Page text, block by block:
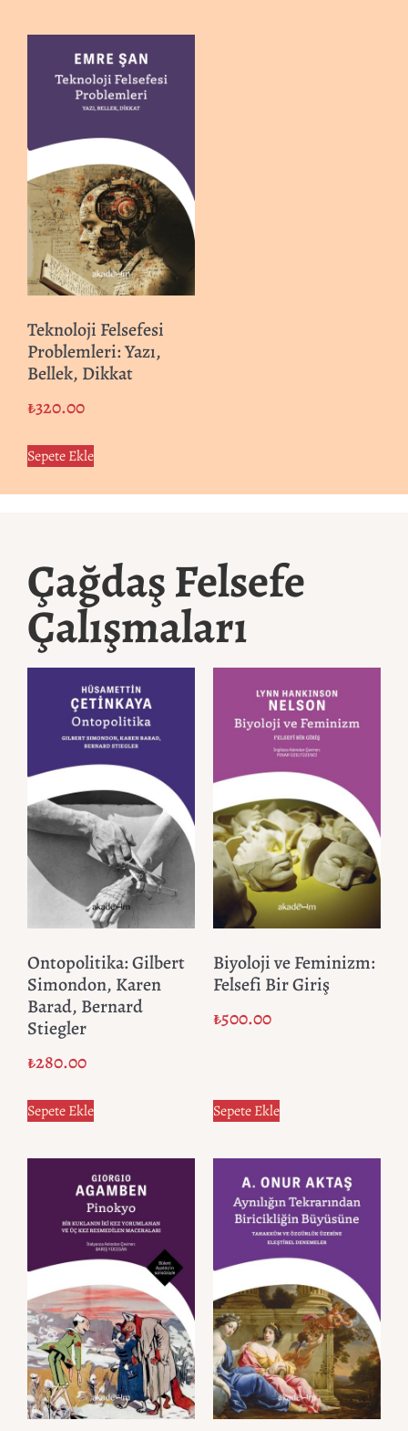
Teknoloji Felsefesi
Problemleri: Yazı,
Bellek, Dikkat
₺320.00
Sepete Ekle
Çağdaş Felsefe
Çalışmaları
Ontopolitika: Gilbert
Simondon, Karen
Barad, Bernard
Stiegler
₺280.00
Sepete Ekle
Biyoloji ve Feminizm:
Felsefi Bir Giriş
₺500.00
Sepete Ekle